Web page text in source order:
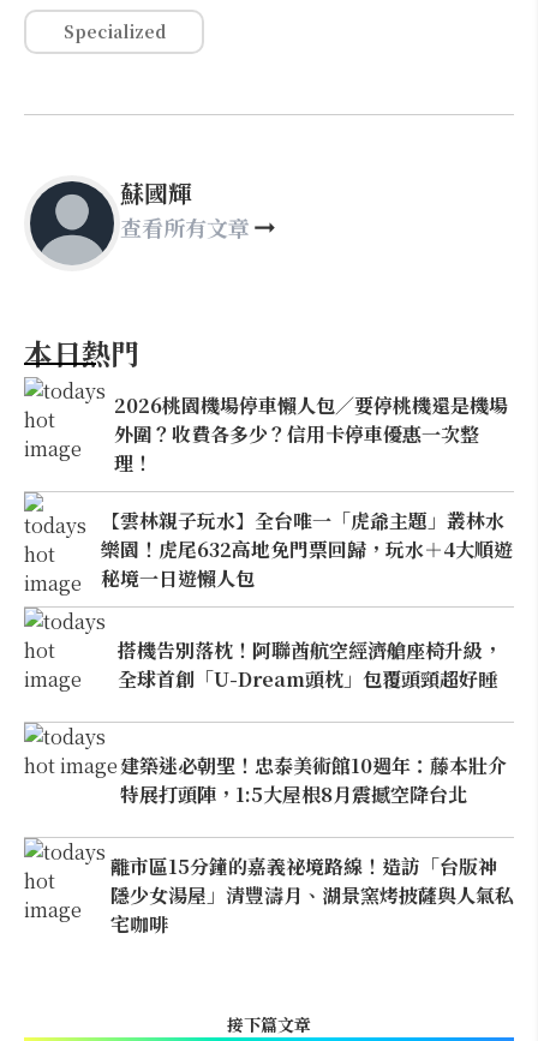
Specialized
蘇國輝
查看所有文章
本日熱門
2026桃園機場停車懶人包／要停桃機還是機場
外圍？收費各多少？信用卡停車優惠一次整
理！
【雲林親子玩水】全台唯一「虎爺主題」叢林水
樂園！虎尾632高地免門票回歸，玩水＋4大順遊
秘境一日遊懶人包
搭機告別落枕！阿聯酋航空經濟艙座椅升級，
全球首創「U-Dream頭枕」包覆頭頸超好睡
建築迷必朝聖！忠泰美術館10週年：藤本壯介
特展打頭陣，1:5大屋根8月震撼空降台北
離市區15分鐘的嘉義祕境路線！造訪「台版神
隱少女湯屋」清豐濤月、湖景窯烤披薩與人氣私
宅咖啡
接下篇文章